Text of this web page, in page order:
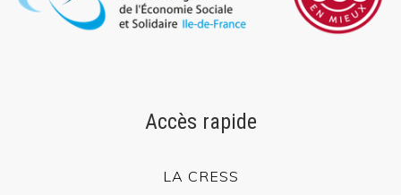
Accès rapide
LA CRESS